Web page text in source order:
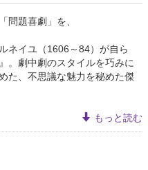
問題喜劇」を、
ネイユ（1606～84）が自ら
。劇中劇のスタイルを巧みに
た、不思議な魅力を秘めた傑
もっと読む